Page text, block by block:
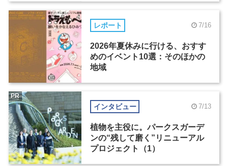
レポート 7/16
2026年夏休みに行ける、おすす
めのイベント10選：そのほかの
地域
インタビュー 7/13
植物を主役に。パークスガーデ
ンの“残して磨く”リニューアル
プロジェクト（1）
PR